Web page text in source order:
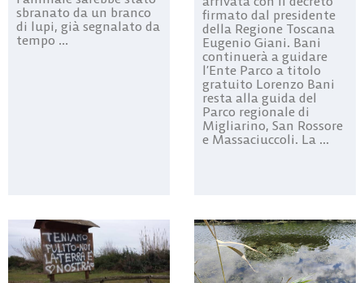
sbranato da un branco
di lupi, già segnalato da
tempo ...
firmato dal presidente
della Regione Toscana
Eugenio Giani. Bani
continuerà a guidare
l’Ente Parco a titolo
gratuito Lorenzo Bani
resta alla guida del
Parco regionale di
Migliarino, San Rossore
e Massaciuccoli. La ...